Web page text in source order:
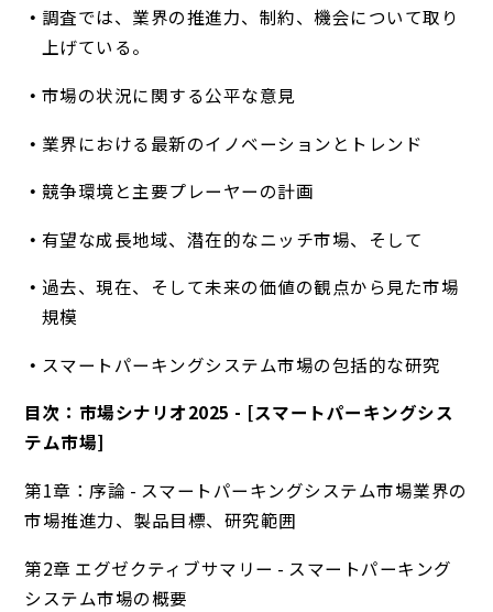
調査では、業界の推進力、制約、機会について取り
上げている。
市場の状況に関する公平な意見
業界における最新のイノベーションとトレンド
競争環境と主要プレーヤーの計画
有望な成長地域、潜在的なニッチ市場、そして
過去、現在、そして未来の価値の観点から見た市場
規模
スマートパーキングシステム市場の包括的な研究
目次：市場シナリオ2025 - [スマートパーキングシス
テム市場]
第1章：序論 - スマートパーキングシステム市場業界の
市場推進力、製品目標、研究範囲
第2章 エグゼクティブサマリー - スマートパーキング
システム市場の概要